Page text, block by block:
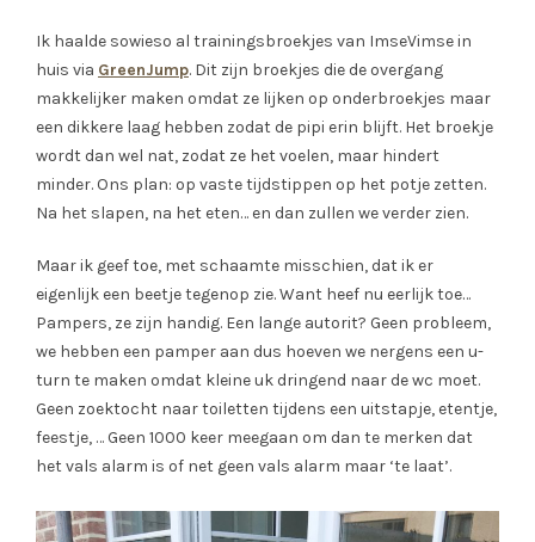
Ik haalde sowieso al trainingsbroekjes van ImseVimse in
huis via GreenJump. Dit zijn broekjes die de overgang
makkelijker maken omdat ze lijken op onderbroekjes maar
een dikkere laag hebben zodat de pipi erin blijft. Het broekje
wordt dan wel nat, zodat ze het voelen, maar hindert
minder. Ons plan: op vaste tijdstippen op het potje zetten.
Na het slapen, na het eten… en dan zullen we verder zien.
Maar ik geef toe, met schaamte misschien, dat ik er
eigenlijk een beetje tegenop zie. Want heef nu eerlijk toe…
Pampers, ze zijn handig. Een lange autorit? Geen probleem,
we hebben een pamper aan dus hoeven we nergens een u-
turn te maken omdat kleine uk dringend naar de wc moet.
Geen zoektocht naar toiletten tijdens een uitstapje, etentje,
feestje, … Geen 1000 keer meegaan om dan te merken dat
het vals alarm is of net geen vals alarm maar ‘te laat’.